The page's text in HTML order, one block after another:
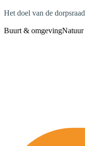
Het doel van de
Buurt & omgeving